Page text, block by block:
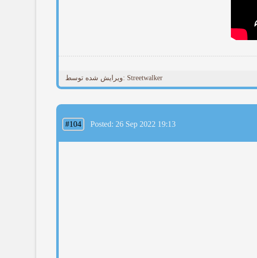
ویرایش شده توسط: Streetwalker
#104 Posted: 26 Sep 2022 19:13